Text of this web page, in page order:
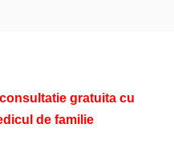
gratuita cu
de familie